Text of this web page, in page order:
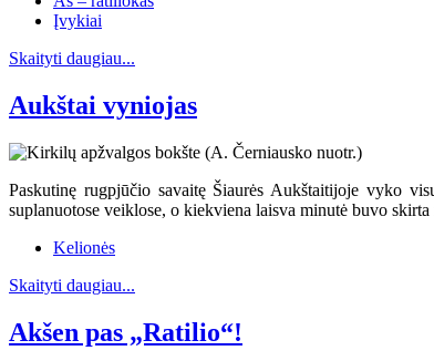
Įvykiai
Skaityti daugiau...
Aukštai vyniojas
Paskutinę rugpjūčio savaitę Šiaurės Aukštaitijoje vyko
suplanuotose veiklose, o kiekviena laisva minutė buvo
Kelionės
Skaityti daugiau...
Akšen pas „Ratilio“!